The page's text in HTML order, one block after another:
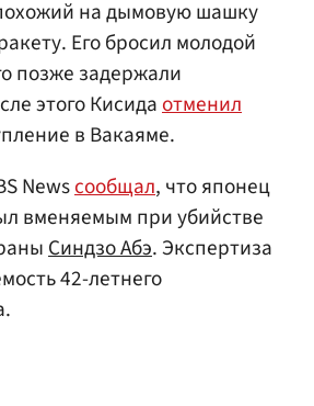
на дымовую шашку
Его бросил молодой
позже задержали
этого Кисида отменил
в Вакаяме.
Newsсообщал, что японец
вменяемым при убийстве
Синдзо Абэ. Экспертиза
42-летнего